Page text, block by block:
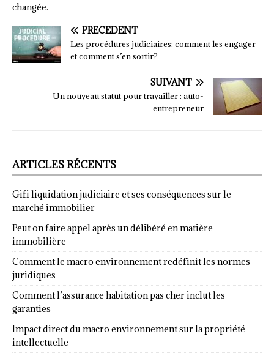
changée.
PRÉCÉDENT
Les procédures judiciaires: comment les engager
et comment s’en sortir?
SUIVANT
Un nouveau statut pour travailler : auto-
entrepreneur
ARTICLES RÉCENTS
Gifi liquidation judiciaire et ses conséquences sur le
marché immobilier
Peut on faire appel après un délibéré en matière
immobilière
Comment le macro environnement redéfinit les normes
juridiques
Comment l’assurance habitation pas cher inclut les
garanties
Impact direct du macro environnement sur la propriété
intellectuelle